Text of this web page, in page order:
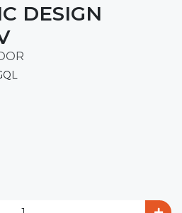
DESIGN